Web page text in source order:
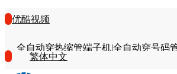
优酷视频
全自动穿热缩管端子机|全自动穿号码
繁体中文